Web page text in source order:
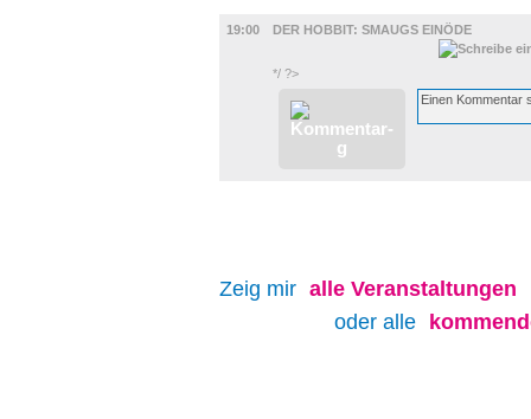
19:00
DER HOBBIT: SMAUGS EINÖDE
*/ ?>
Zeig mir alle Veranstaltungen
oder alle